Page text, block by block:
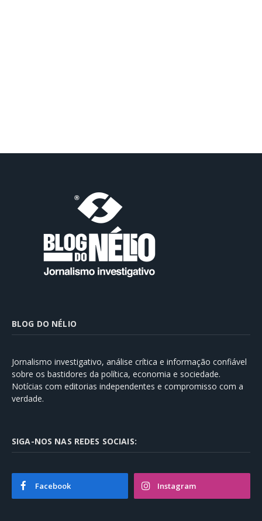
BLOG DO NÉLIO
Jornalismo investigativo, análise crítica e informação confiável
sobre os bastidores da política, economia e sociedade.
Notícias com editorias independentes e compromisso com a
verdade.
SIGA-NOS NAS REDES SOCIAIS:
Facebook Instagram